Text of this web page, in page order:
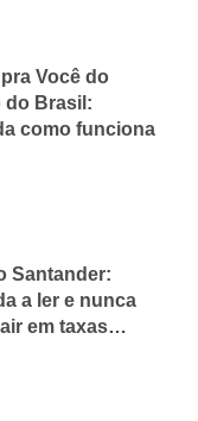
Você do
do Brasil:
como funciona
Santander:
a ler e nunca
em taxas